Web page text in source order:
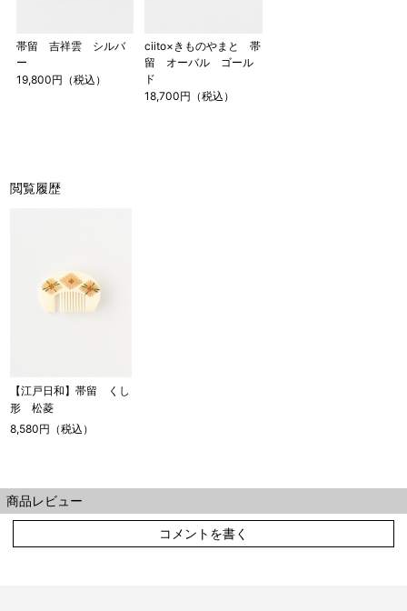
帯留 吉祥雲 シルバ
ー
19,800円（税込）
ciito×きものやまと 帯
留 オーバル ゴール
ド
18,700円（税込）
閲覧履歴
【江戸日和】帯留 くし
形 松菱
8,580円（税込）
商品レビュー
コメントを書く